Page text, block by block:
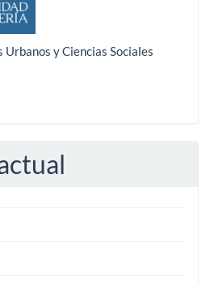
Urbanos y Ciencias Sociales